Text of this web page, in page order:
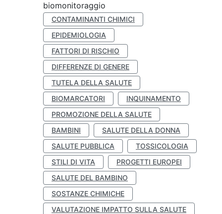
biomonitoraggio
CONTAMINANTI CHIMICI
EPIDEMIOLOGIA
FATTORI DI RISCHIO
DIFFERENZE DI GENERE
TUTELA DELLA SALUTE
BIOMARCATORI
INQUINAMENTO
PROMOZIONE DELLA SALUTE
BAMBINI
SALUTE DELLA DONNA
SALUTE PUBBLICA
TOSSICOLOGIA
STILI DI VITA
PROGETTI EUROPEI
SALUTE DEL BAMBINO
SOSTANZE CHIMICHE
VALUTAZIONE IMPATTO SULLA SALUTE